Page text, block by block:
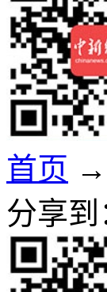
首页 →
分享到